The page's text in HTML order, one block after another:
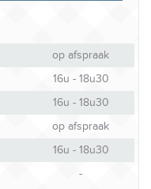
op afspraak
16u - 18u30
16u - 18u30
op afspraak
16u - 18u30
-